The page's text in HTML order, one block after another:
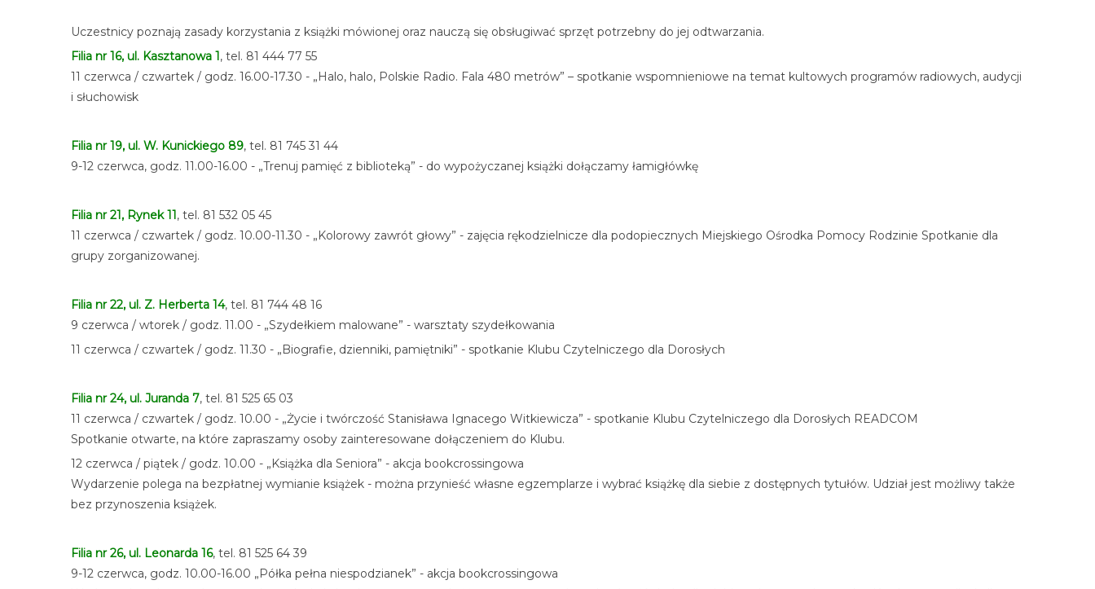
Uczestnicy poznają zasady korzystania z książki mówionej oraz nauczą się obsługiwać sprzęt potrzebny do jej odtwarzania.
Filia nr 16, ul. Kasztanowa 1, tel. 81 444 77 55
11 czerwca / czwartek / godz. 16.00-17.30 - „Halo, halo, Polskie Radio. Fala 480 metrów” – spotkanie wspomnieniowe na temat kultowych programów radiowych, audycji
i słuchowisk
Filia nr 19, ul. W. Kunickiego 89, tel. 81 745 31 44
9-12 czerwca, godz. 11.00-16.00 - „Trenuj pamięć z biblioteką” - do wypożyczanej książki dołączamy łamigłówkę
Filia nr 21, Rynek 11, tel. 81 532 05 45
11 czerwca / czwartek / godz. 10.00-11.30 - „Kolorowy zawrót głowy” - zajęcia rękodzielnicze dla podopiecznych Miejskiego Ośrodka Pomocy Rodzinie Spotkanie dla
grupy zorganizowanej.
Filia nr 22, ul. Z. Herberta 14, tel. 81 744 48 16
9 czerwca / wtorek / godz. 11.00 - „Szydełkiem malowane” - warsztaty szydełkowania
11 czerwca / czwartek / godz. 11.30 - „Biografie, dzienniki, pamiętniki” - spotkanie Klubu Czytelniczego dla Dorosłych
Filia nr 24, ul. Juranda 7, tel. 81 525 65 03
11 czerwca / czwartek / godz. 10.00 - „Życie i twórczość Stanisława Ignacego Witkiewicza” - spotkanie Klubu Czytelniczego dla Dorosłych READCOM
Spotkanie otwarte, na które zapraszamy osoby zainteresowane dołączeniem do Klubu.
12 czerwca / piątek / godz. 10.00 - „Książka dla Seniora” - akcja bookcrossingowa
Wydarzenie polega na bezpłatnej wymianie książek - można przynieść własne egzemplarze i wybrać książkę dla siebie z dostępnych tytułów. Udział jest możliwy także
bez przynoszenia książek.
Filia nr 26, ul. Leonarda 16, tel. 81 525 64 39
9-12 czerwca, godz. 10.00-16.00 „Półka pełna niespodzianek” - akcja bookcrossingowa